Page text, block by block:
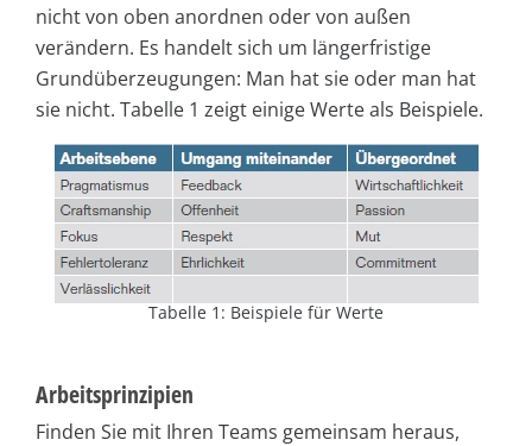
nicht von oben anordnen oder von außen
verändern. Es handelt sich um längerfristige
Grundüberzeugungen: Man hat sie oder man hat
sie nicht. Tabelle 1 zeigt einige Werte als Beispiele.
Tabelle 1: Beispiele für Werte
Arbeitsprinzipien
Finden Sie mit Ihren Teams gemeinsam heraus,